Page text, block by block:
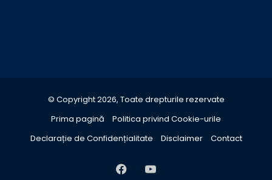
© Copyright 2026, Toate drepturile rezervate
Prima pagină
Politica privind Cookie-urile
Declarație de Confidențialitate
Disclaimer Contact
FacebookYouTube